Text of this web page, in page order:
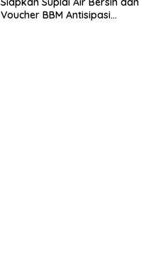
Voucher BBM Antisipasi